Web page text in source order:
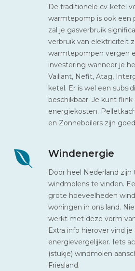
De traditionele cv-ketel
warmtepomp is ook een
zal je gasverbruik
verbruik van elektriciteit
warmtepompen vergen
investering wanneer je
Vaillant, Nefit, Atag,
ketel. Er is wel een
beschikbaar. Je kunt
energiekosten.
en Zonneboilers zijn
Windenergie
Door heel Nederland
windmolens te vinden.
grote hoeveelheden
woningen in ons land.
werkt met deze vorm
Extra info hierover vind je
energievergelijker. Iets
(stukje) windmolen
Friesland.